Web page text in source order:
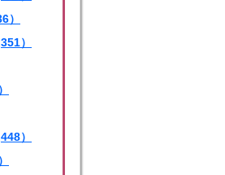
）
）
）